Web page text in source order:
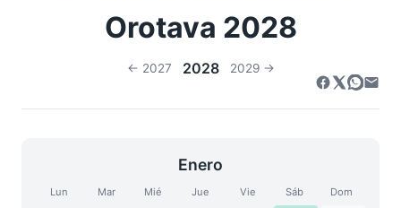
Orotava 2028
← 2027 2028 2029 →
Enero
Lun Mar Mié Jue Vie Sáb Dom